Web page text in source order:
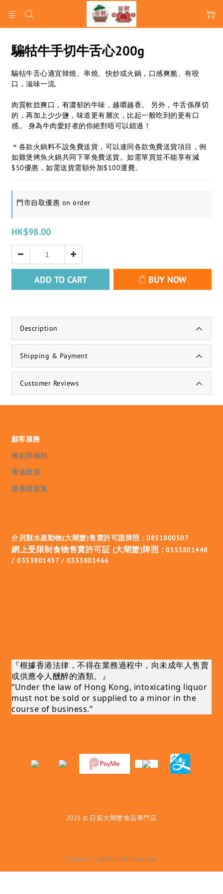
騸牯牛手切牛舌心200g
騸牯牛舌心適宜韓燒、串燒、快炒或火鍋，口感爽脆、有咬
口，滋味一流​.
肉質軟腍爽口，有濃郁的牛味，越嚼越香。 另外，牛舌係厚切
的，再加上少少鹽，味道更有層次，比起一般吃到的更有口
感。 身為牛肉愛好者的你絕對唔可以錯過！
＊各款火鍋料不設免費送貨，可以連同各款免費送貨項目，例
如雞煲烤魚火鍋共同下單免費送貨。如需單買並不能享有減
$50優惠，如需送貨需額外加$100運費。
門市自取優惠 on order
HK$98.00
ADD TO CART BUY NOW
Description
Shipping & Payment
Customer Reviews
顧客服務
條款與細則
運送政策
退換貨政策
介貝類水產動物(大閘蟹)售賣許可證牌照 : 0851800507
網上受限制食物售賣許可証 (大閘蟹)牌照 : 0353801448
/ 0353801457 / 0353801466
『根據香港法律，不得在業務過程中，向未成年人售賣
或供應令人醺醉的酒類。』
“Under the law of Hong Kong, intoxicating liquor
must not be sold or supplied to a minor in the
course of business.”
2025 © 日新大閘蟹食品專門店
Powered by SHOPLINE Payments